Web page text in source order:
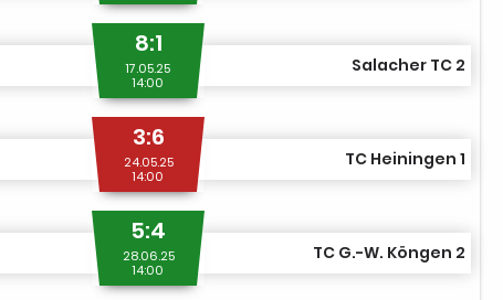
8:1
17.05.25
14:00
Salacher TC 2
3:6
24.05.25
14:00
TC Heiningen 1
5:4
28.06.25
14:00
TC G.-W. Köngen 2